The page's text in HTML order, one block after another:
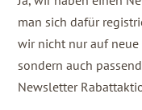
man sich dafür
wir nicht nur auf neue
sondern auch
Newsletter